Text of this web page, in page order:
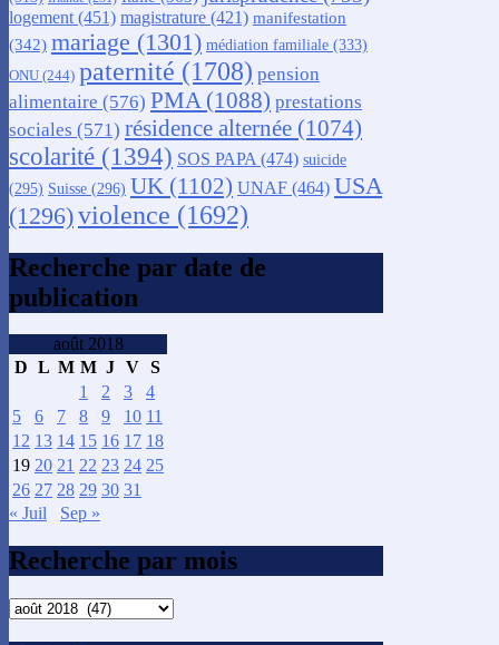
logement (451) magistrature (421) manifestation
(342) mariage (1301) médiation familiale (333)
ONU (244) paternité (1708) pension
alimentaire (576) PMA (1088) prestations
sociales (571) résidence alternée (1074)
scolarité (1394) SOS PAPA (474) suicide
(295) Suisse (296) UK (1102) UNAF (464) USA
(1296)violence (1692)
Recherche par date de
publication
août 2018
D L M M J V S
1
2 3
4
5
6 7 8 9 10 11
12 13 14 15 16 17 18
19 20 21 22 23 24 25
26 27 28 29 30 31
« Juil
Sep »
Recherche par mois
Recherche